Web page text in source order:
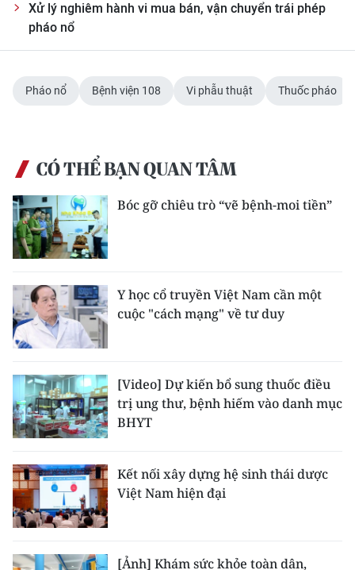
THỜI NAY
NHÂN DÂN HẰNG THÁNG
ĐỌC BÁO IN
ENGLISH
中文
FRANÇAIS
РУССКИЙ
ESPAÑOL
한국어
Xử lý nghiêm hành vi mua bán, vận chuyển trái phép
pháo nổ
Pháo nổ Bệnh viện 108 Vi phẫu thuật Thuốc pháo
CÓ THỂ BẠN QUAN TÂM
Bóc gỡ chiêu trò “vẽ bệnh-moi tiền”
Y học cổ truyền Việt Nam cần một
cuộc "cách mạng" về tư duy
[Video] Dự kiến bổ sung thuốc điều
trị ung thư, bệnh hiếm vào danh mục
BHYT
Kết nối xây dựng hệ sinh thái dược
Việt Nam hiện đại
[Ảnh] Khám sức khỏe toàn dân,